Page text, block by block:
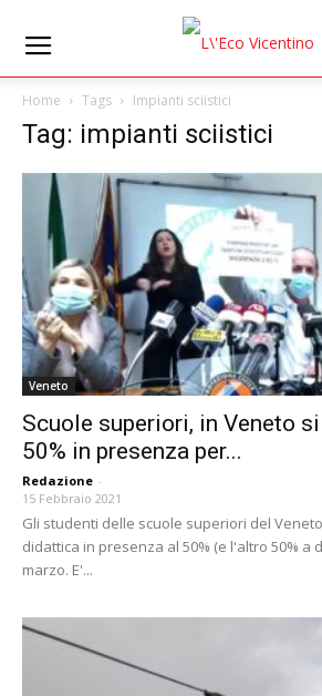
Home Tags Impianti sciistici
Tag: impianti sciistici
Veneto
Scuole superiori, in Veneto si
50% in presenza per...
Redazione -
15 Febbraio 2021
Gli studenti delle scuole superiori del
didattica in presenza al 50% (e l'altro 50% a
marzo. E'...